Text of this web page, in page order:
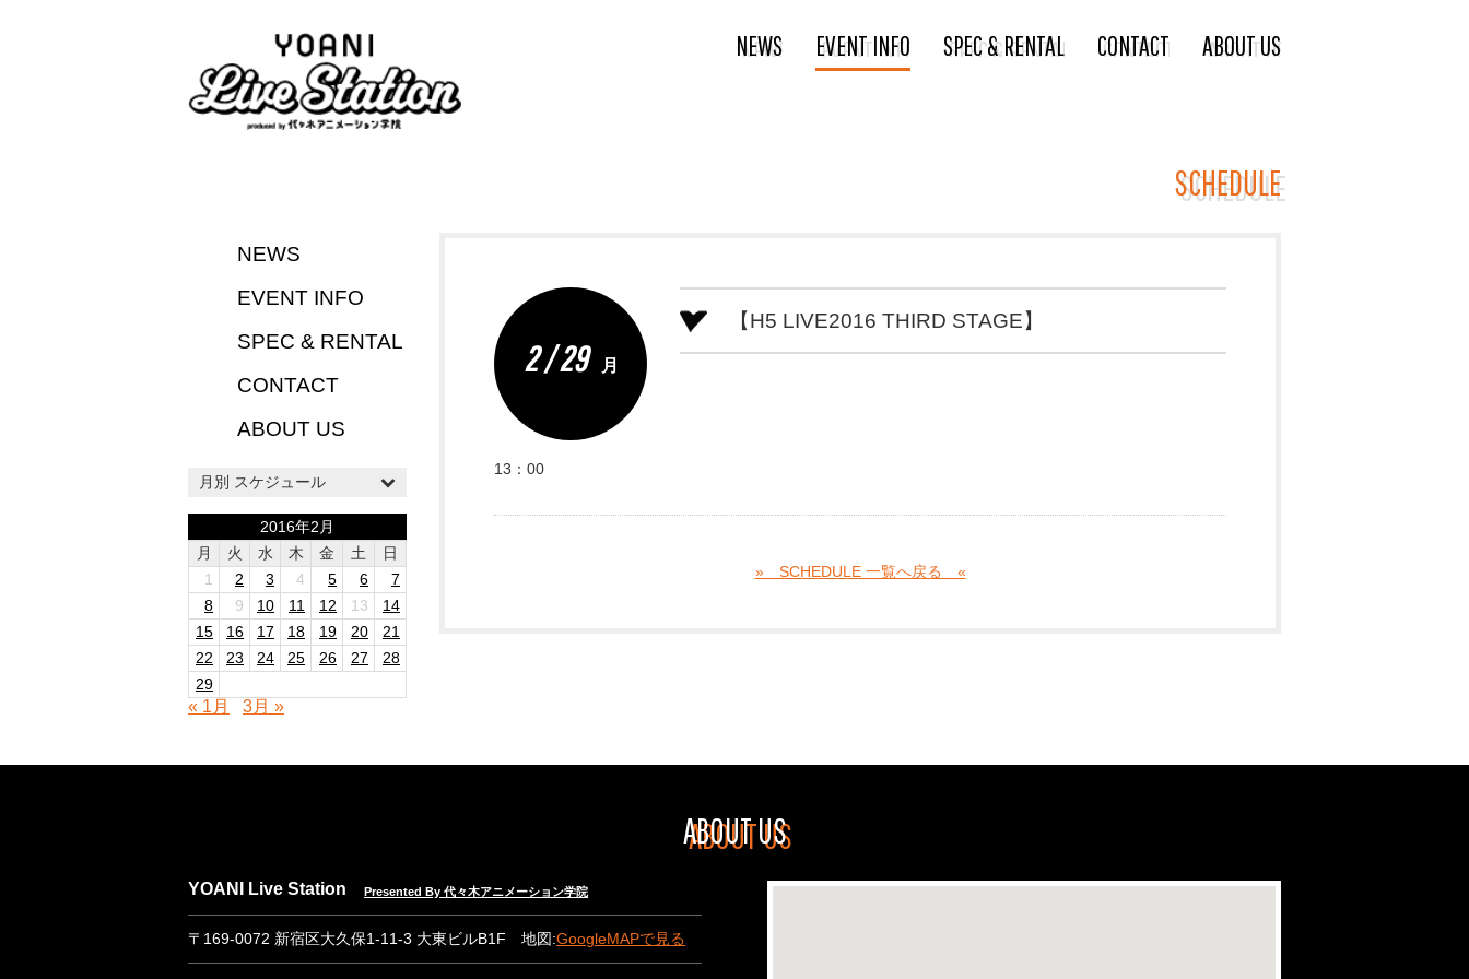
NEWS EVENT INFO SPEC & RENTAL CONTACT ABOUT US
SCHEDULE
NEWS
EVENT INFO
SPEC & RENTAL
CONTACT
ABOUT US
月別 スケジュール
2016年2月
月
火 水 木 金 土
日
1
2 3 4 5 6
7
8
9 10 11 12 13
14
15
16 17 18 19 20
21
22
23 24 25 26 27
28
29
« 1月 3月 »
2 / 29 月
【H5 LIVE2016 THIRD STAGE】
13：00
» SCHEDULE 一覧へ戻る «
ABOUT US
YOANI Live Station Presented By 代々木アニメーション学院
〒169-0072 新宿区大久保1-11-3 大東ビルB1F 地図:GoogleMAPで見る